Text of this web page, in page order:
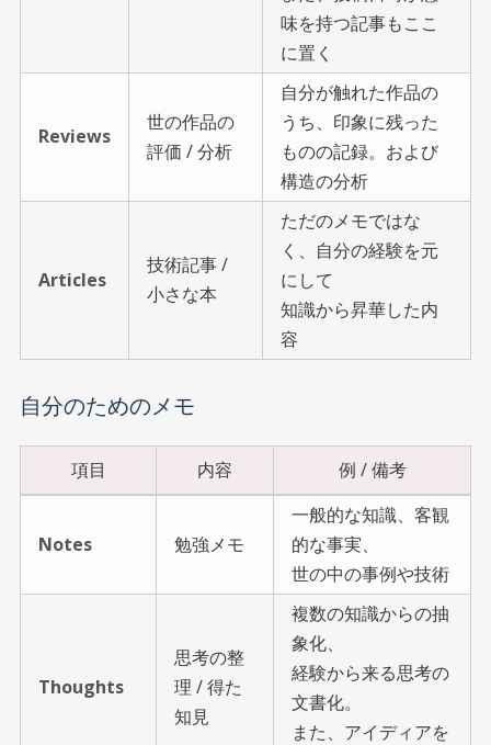
味を持つ記事もここ
に置く
Reviews
世の作品の
評価 / 分析
自分が触れた作品の
うち、印象に残った
ものの記録。および
構造の分析
Articles
技術記事 /
小さな本
ただのメモではな
く、自分の経験を元
にして
知識から昇華した内
容
自分のためのメモ
項目 内容 例 / 備考
Notes 勉強メモ
一般的な知識、客観
的な事実、
世の中の事例や技術
Thoughts
思考の整
理 / 得た
知見
複数の知識からの抽
象化、
経験から来る思考の
文書化。
また、アイディアを